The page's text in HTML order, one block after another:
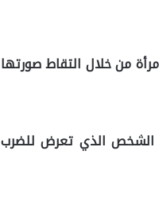
من خلال التقاط صورتها
الذي تعرض للضرب